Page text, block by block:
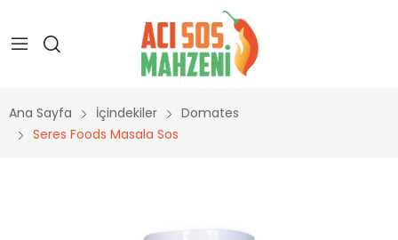
Ana Sayfa İçindekiler
Domates
Seres Foods Masala Sos